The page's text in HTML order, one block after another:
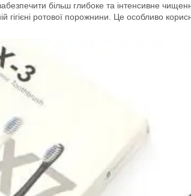
більш глибоке та інтенсивне
гігієні ротової порожнини. Це особливо